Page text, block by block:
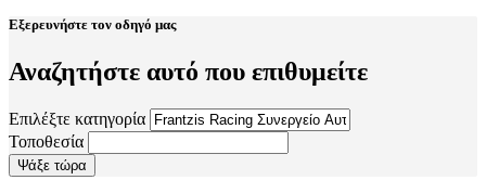
Εξερευνήστε τον οδηγό μας
Αναζητήστε αυτό που επιθυμείτε
Επιλέξτε κατηγορία
Τοποθεσία